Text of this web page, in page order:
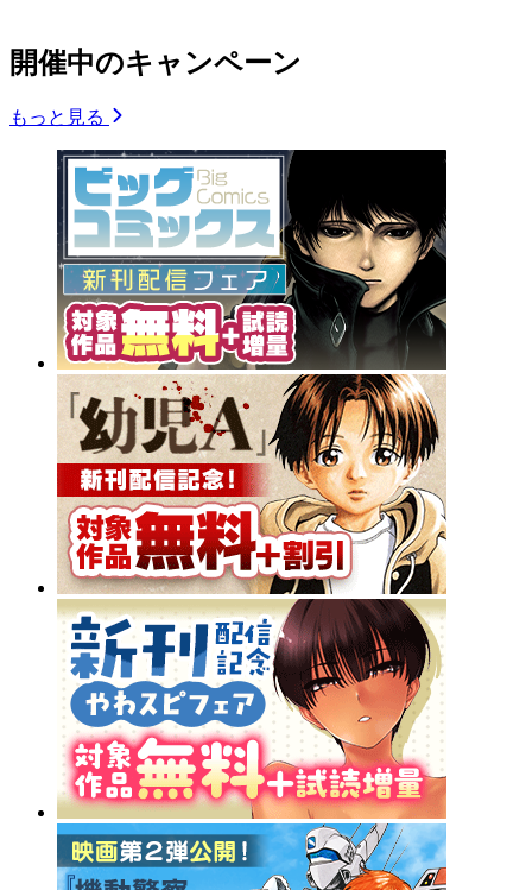
開催中のキャンペーン
もっと見る